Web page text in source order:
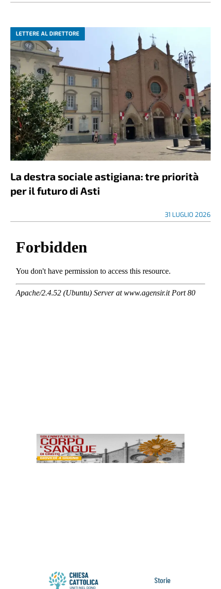
LETTERE AL DIRETTORE
La destra sociale astigiana: tre priorità
per il futuro di Asti
31 LUGLIO 2026